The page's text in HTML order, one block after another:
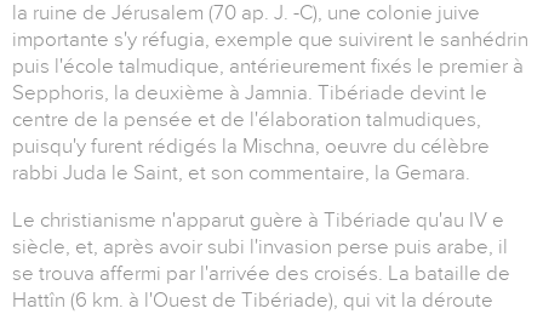
la ruine de Jérusalem (70 ap. J. -C), une colonie juive
importante s'y réfugia, exemple que suivirent le sanhédrin
puis l'école talmudique, antérieurement fixés le premier à
Sepphoris, la deuxième à Jamnia. Tibériade devint le
centre de la pensée et de l'élaboration talmudiques,
puisqu'y furent rédigés la Mischna, oeuvre du célèbre
rabbi Juda le Saint, et son commentaire, la Gemara.
Le christianisme n'apparut guère à Tibériade qu'au IV e
siècle, et, après avoir subi l'invasion perse puis arabe, il
se trouva affermi par l'arrivée des croisés. La bataille de
Hattîn (6 km. à l'Ouest de Tibériade), qui vit la déroute